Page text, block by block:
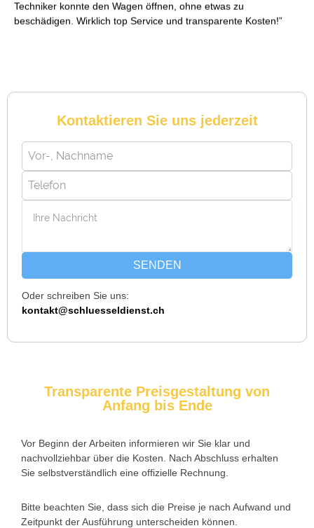
Techniker konnte den Wagen öffnen, ohne etwas zu
beschädigen. Wirklich top Service und transparente Kosten!
schon, sie müsste aufgebrochen werden, aber der Fachmann
Michael B. aus Bassersdorf
Service rufen. Techniker war schnell da, aber das Ersatzteil
Daniel W. aus Uster
Zuverlässiger Service bei einem verlorenen Haustürschlüssel.
Die Tür wurde ohne Kratzer geöffnet, nur der Preis war leicht
Kontaktieren Sie uns jederzeit
SENDEN
Oder schreiben Sie uns:
kontakt@schluesseldienst.ch
Transparente Preisgestaltung von
Anfang bis Ende
Vor Beginn der Arbeiten informieren wir Sie klar und
nachvollziehbar über die Kosten. Nach Abschluss erhalten
Sie selbstverständlich eine offizielle Rechnung.
Bitte beachten Sie, dass sich die Preise je nach Aufwand und
Zeitpunkt der Ausführung unterscheiden können.